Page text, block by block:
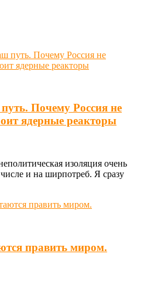
Почему Россия не
ядерные реакторы
изоляция очень
и на ширпотреб. Я сразу
править миром.